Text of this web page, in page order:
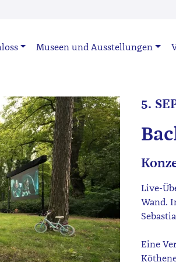
Museen und Ausstellungen
5.
Live-
Wand.
Eine